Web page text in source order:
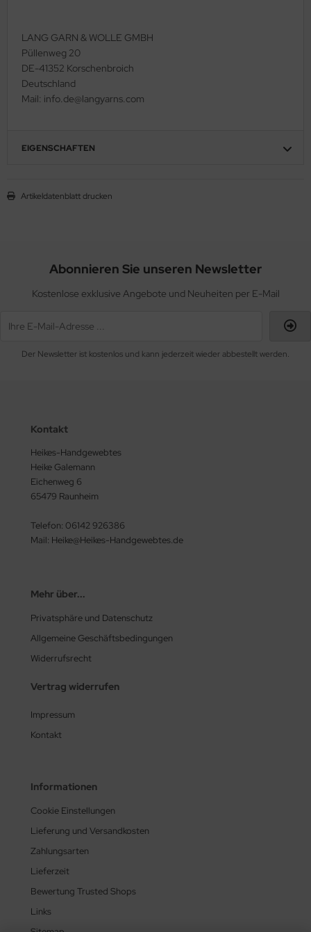
LANG GARN & WOLLE GMBH
Püllenweg 20
DE-41352 Korschenbroich
Deutschland
Mail: info.de@langyarns.com
EIGENSCHAFTEN
Artikeldatenblatt drucken
Abonnieren Sie unseren Newsletter
Kostenlose exklusive Angebote und Neuheiten per E-Mail
Der Newsletter ist kostenlos und kann jederzeit wieder abbestellt werden.
Kontakt
Heikes-Handgewebtes
Heike Galemann
Eichenweg 6
65479 Raunheim
Telefon: 06142 926386
Mail: Heike@Heikes-Handgewebtes.de
Mehr über...
Privatsphäre und Datenschutz
Allgemeine Geschäftsbedingungen
Widerrufsrecht
Vertrag widerrufen
Impressum
Kontakt
Informationen
Cookie Einstellungen
Lieferung und Versandkosten
Zahlungsarten
Lieferzeit
Bewertung Trusted Shops
Links